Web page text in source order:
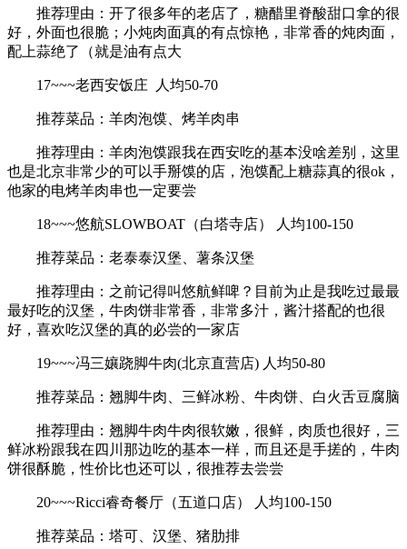
推荐理由：开了很多年的老店了，糖醋里脊酸甜口拿的很
好，外面也很脆；小炖肉面真的有点惊艳，非常香的炖肉面，
配上蒜绝了（就是油有点大
17~~~老西安饭庄 人均50-70
推荐菜品：羊肉泡馍、烤羊肉串
推荐理由：羊肉泡馍跟我在西安吃的基本没啥差别，这里
也是北京非常少的可以手掰馍的店，泡馍配上糖蒜真的很ok，
他家的电烤羊肉串也一定要尝
18~~~悠航SLOWBOAT（白塔寺店） 人均100-150
推荐菜品：老泰泰汉堡、薯条汉堡
推荐理由：之前记得叫悠航鲜啤？目前为止是我吃过最最
最好吃的汉堡，牛肉饼非常香，非常多汁，酱汁搭配的也很
好，喜欢吃汉堡的真的必尝的一家店
19~~~冯三孃跷脚牛肉(北京直营店) 人均50-80
推荐菜品：翘脚牛肉、三鲜冰粉、牛肉饼、白火舌豆腐脑
推荐理由：翘脚牛肉牛肉很软嫩，很鲜，肉质也很好，三
鲜冰粉跟我在四川那边吃的基本一样，而且还是手搓的，牛肉
饼很酥脆，性价比也还可以，很推荐去尝尝
20~~~Ricci睿奇餐厅（五道口店） 人均100-150
推荐菜品：塔可、汉堡、猪肋排